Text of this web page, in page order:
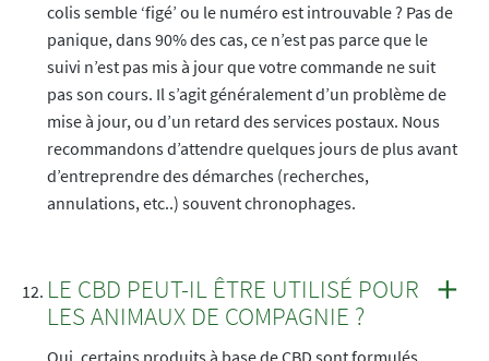
colis semble ‘figé’ ou le numéro est introuvable ? Pas de
panique, dans 90% des cas, ce n’est pas parce que le
suivi n’est pas mis à jour que votre commande ne suit
pas son cours. Il s’agit généralement d’un problème de
mise à jour, ou d’un retard des services postaux. Nous
recommandons d’attendre quelques jours de plus avant
d’entreprendre des démarches (recherches,
annulations, etc..) souvent chronophages.
LE CBD PEUT-IL ÊTRE UTILISÉ POUR
LES ANIMAUX DE COMPAGNIE ?